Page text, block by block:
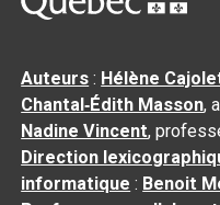
Auteurs : Hélène
Chantal‑Édith Masson,
Nadine Vincent,
Direction
informatique : Benoit